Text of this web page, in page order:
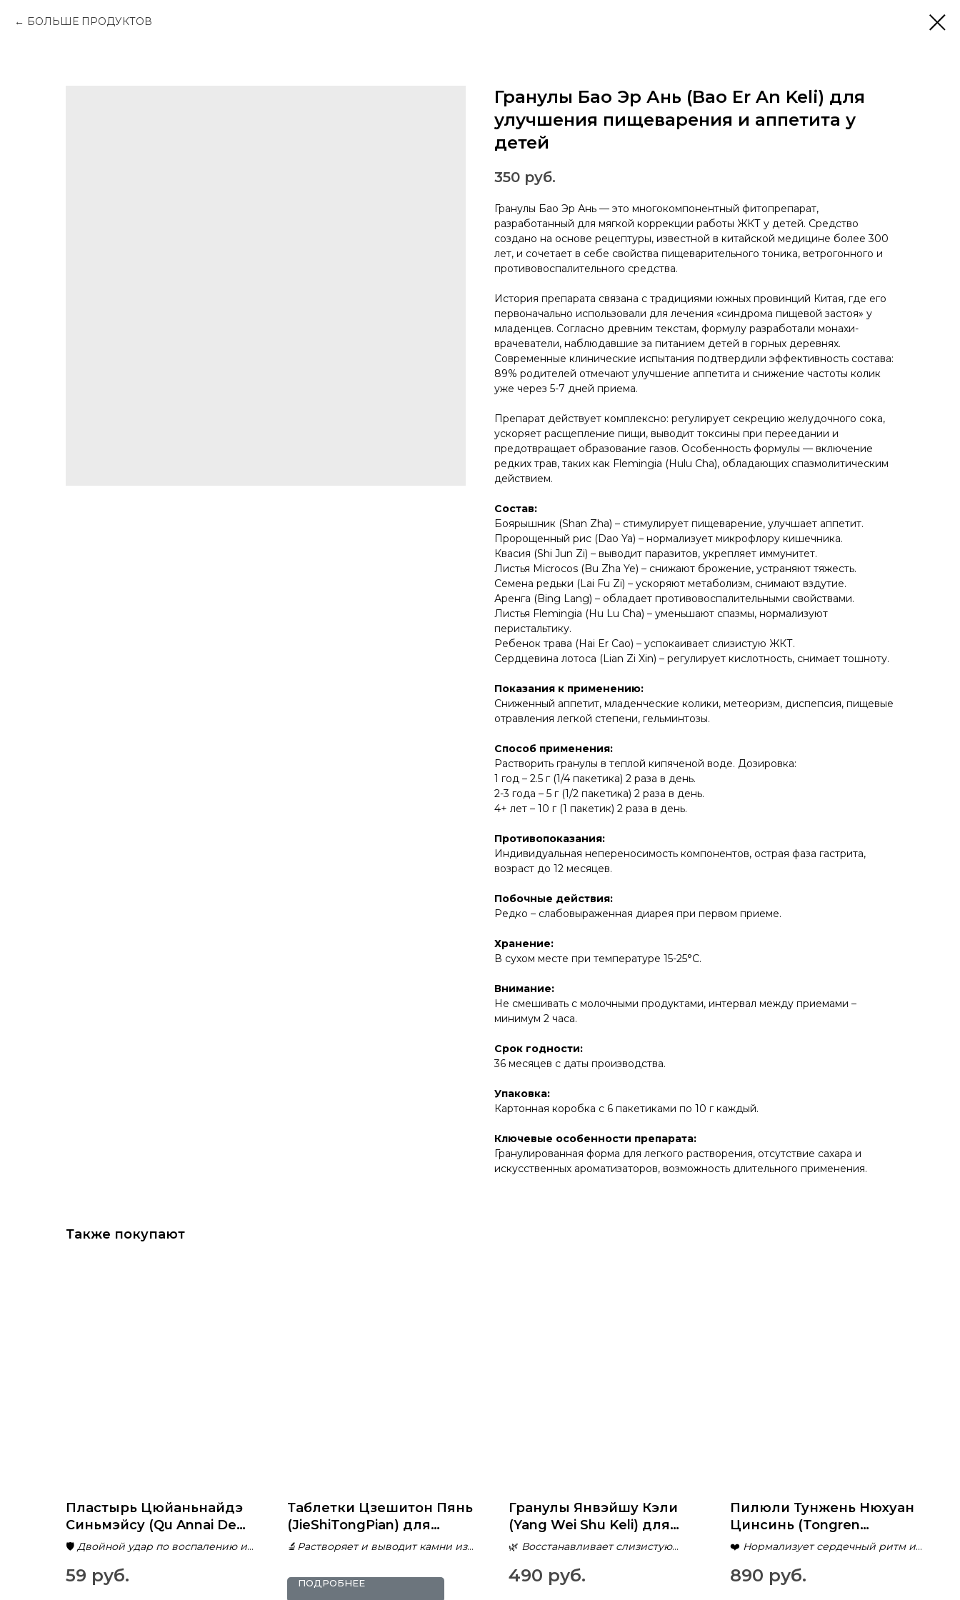
БОЛЬШЕ ПРОДУКТОВ
Гранулы Бао Эр Ань (Bao Er An Keli) для
улучшения пищеварения и аппетита у
детей
350 руб.
Гранулы Бао Эр Ань — это многокомпонентный фитопрепарат,
разработанный для мягкой коррекции работы ЖКТ у детей. Средство
создано на основе рецептуры, известной в китайской медицине более 300
лет, и сочетает в себе свойства пищеварительного тоника, ветрогонного и
противовоспалительного средства.
История препарата связана с традициями южных провинций Китая, где его
первоначально использовали для лечения «синдрома пищевой застоя» у
младенцев. Согласно древним текстам, формулу разработали монахи-
врачеватели, наблюдавшие за питанием детей в горных деревнях.
Современные клинические испытания подтвердили эффективность состава:
89% родителей отмечают улучшение аппетита и снижение частоты колик
уже через 5-7 дней приема.
Препарат действует комплексно: регулирует секрецию желудочного сока,
ускоряет расщепление пищи, выводит токсины при переедании и
предотвращает образование газов. Особенность формулы — включение
редких трав, таких как Flemingia (Hulu Cha), обладающих спазмолитическим
действием.
Состав:
Боярышник (Shan Zha) – стимулирует пищеварение, улучшает аппетит.
Пророщенный рис (Dao Ya) – нормализует микрофлору кишечника.
Квасия (Shi Jun Zi) – выводит паразитов, укрепляет иммунитет.
Листья Microcos (Bu Zha Ye) – снижают брожение, устраняют тяжесть.
Семена редьки (Lai Fu Zi) – ускоряют метаболизм, снимают вздутие.
Аренга (Bing Lang) – обладает противовоспалительными свойствами.
Листья Flemingia (Hu Lu Cha) – уменьшают спазмы, нормализуют
перистальтику.
Ребенок трава (Hai Er Cao) – успокаивает слизистую ЖКТ.
Сердцевина лотоса (Lian Zi Xin) – регулирует кислотность, снимает тошноту.
Показания к применению:
Сниженный аппетит, младенческие колики, метеоризм, диспепсия, пищевые
отравления легкой степени, гельминтозы.
Способ применения:
Растворить гранулы в теплой кипяченой воде. Дозировка:
1 год – 2.5 г (1/4 пакетика) 2 раза в день.
2-3 года – 5 г (1/2 пакетика) 2 раза в день.
4+ лет – 10 г (1 пакетик) 2 раза в день.
Противопоказания:
Индивидуальная непереносимость компонентов, острая фаза гастрита,
возраст до 12 месяцев.
Побочные действия:
Редко – слабовыраженная диарея при первом приеме.
Хранение:
В сухом месте при температуре 15-25°C.
Внимание:
Не смешивать с молочными продуктами, интервал между приемами –
минимум 2 часа.
Срок годности:
36 месяцев с даты производства.
Упаковка:
Картонная коробка с 6 пакетиками по 10 г каждый.
Ключевые особенности препарата:
Гранулированная форма для легкого растворения, отсутствие сахара и
искусственных ароматизаторов, возможность длительного применения.
Также покупают
Пластырь Цюйаньнайдэ
Синьмэйсу (Qu Annai De
Xinmeisu) от псориаза
🛡️ Двойной удар по воспалению и
🎯Точечное воздействие на
59 руб.
Таблетки Цзешитон Пянь
(JieShiTongPian) для
поддержания здоровья
камней
🔬 Растворяет и выводит камни из
🩺Снимает воспаления
мочевыводящих путей
ПОДРОБНЕЕ
Гранулы Янвэйшу Кэли
(Yang Wei Shu Keli) для
лечения заболеваний
восстановления ЖКТ
🌿 Восстанавливает слизистую
🔄Нормализует кислотность и
490 руб.
Пилюли Тунжень Нюхуан
Цинсинь (Tongren
Niuhuang Qingxin Wan) для
укрепления духа
❤️ Нормализует сердечный ритм и
🌿Очищает организм от токсинов и
890 руб.